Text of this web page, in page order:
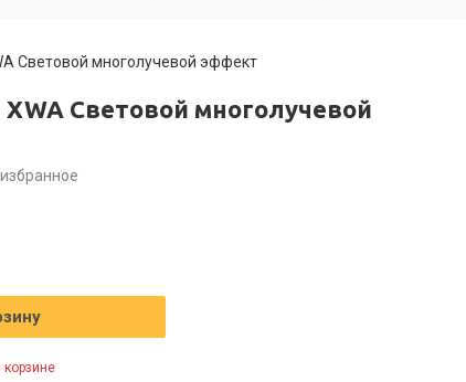
Световой многолучевой эффект
XWA Световой многолучевой